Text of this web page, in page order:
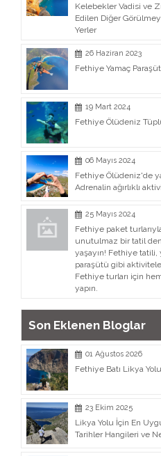
Kelebekler Vadisi ve
Edilen Diğer
Yerler
26 Haziran 2023
Fethiye Yamaç
19 Mart 2024
Fethiye Ölüdeniz
06 Mayıs 2024
Fethiye Ölüdeniz'de
Adrenalin ağırlıklı
25 Mayıs 2024
Fethiye paket
unutulmaz bir tatil
yaşayın! Fethiye tatili,
paraşütü gibi
Fethiye turları için
yapın.
Son Eklenen Bloglar
01 Ağustos 2026
Fethiye Batı Likya
23 Ekim 2025
Likya Yolu İçin En
Tarihler Hangileri ve